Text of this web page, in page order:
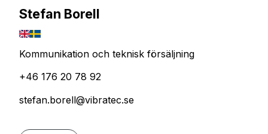
Stefan Borell
Kommunikation och teknisk försäljning
+46 176 20 78 92
stefan.borell@vibratec.se